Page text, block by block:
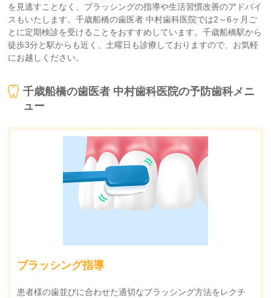
を見逃すことなく、ブラッシングの指導や生活習慣改善のアドバイ
スもいたします。千歳船橋の歯医者 中村歯科医院では2～6ヶ月ご
とに定期検診を受けることをおすすめしています。千歳船橋駅から
徒歩3分と駅からも近く、土曜日も診療しておりますので、お気軽
にお越しください。
千歳船橋の歯医者 中村歯科医院の予防歯科メニ
ュー
ブラッシング指導
患者様の歯並びに合わせた適切なブラッシング方法をレクチ